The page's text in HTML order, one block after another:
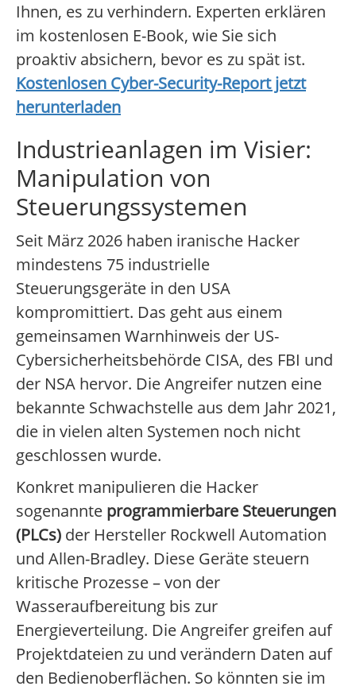
Ihnen, es zu verhindern. Experten erklären
im kostenlosen E-Book, wie Sie sich
proaktiv absichern, bevor es zu spät ist.
Kostenlosen Cyber-Security-Report jetzt
herunterladen
Industrieanlagen im Visier:
Manipulation von
Steuerungssystemen
Seit März 2026 haben iranische Hacker
mindestens 75 industrielle
Steuerungsgeräte in den USA
kompromittiert. Das geht aus einem
gemeinsamen Warnhinweis der US-
Cybersicherheitsbehörde CISA, des FBI und
der NSA hervor. Die Angreifer nutzen eine
bekannte Schwachstelle aus dem Jahr 2021,
die in vielen alten Systemen noch nicht
geschlossen wurde.
Konkret manipulieren die Hacker
sogenannte programmierbare Steuerungen
(PLCs) der Hersteller Rockwell Automation
und Allen-Bradley. Diese Geräte steuern
kritische Prozesse – von der
Wasseraufbereitung bis zur
Energieverteilung. Die Angreifer greifen auf
Projektdateien zu und verändern Daten auf
den Bedienoberflächen. So könnten sie im